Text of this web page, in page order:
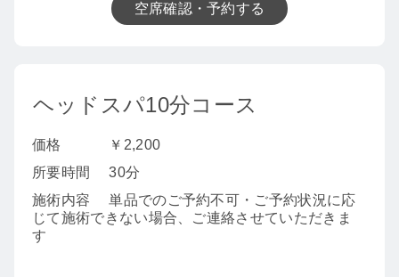
空席確認・予約する
ヘッドスパ10分コース
価格
￥2,200
所要時間
30分
施術内容
単品でのご予約不可・ご予約状況に応
じて施術できない場合、ご連絡させていただきま
す